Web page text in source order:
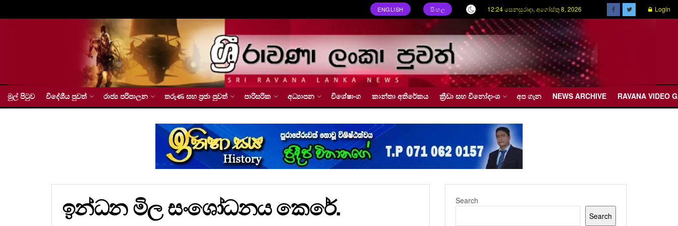
ENGLISH සිංහල 12:24 සෙනසුරාදා, අගෝස්තු 8, 2026 Login
මුල් පිටුව විදේශීය පුවත් රාජ්‍ය පරිපාලන තරුණ සහ ප්‍රජා පුවත් පාරිසරික අධ්‍යාපන විශේෂාංග කාන්තා අතිරේකය ක්‍රීඩා සහ විනෝදාංශ අප ගැන NEWS ARCHIVE RAVANA VIDEO
ඉන්ධන මිල සංශෝධනය කෙරේ.
Search
Search